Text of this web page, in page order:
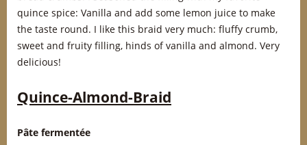
quince spice: Vanilla and add some lemon juice to make
the taste round. I like this braid very much: fluffy crumb,
sweet and fruity filling, hinds of vanilla and almond. Very
delicious!
Quince-Almond-Braid
Pâte fermentée